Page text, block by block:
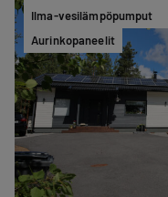
Ilma-vesilämpöpumput
Aurinkopaneelit